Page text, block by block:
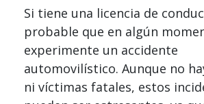
Si tiene una licencia de
probable que en algún
experimente un accidente
automovilístico. Aunque no
ni víctimas fatales, estos